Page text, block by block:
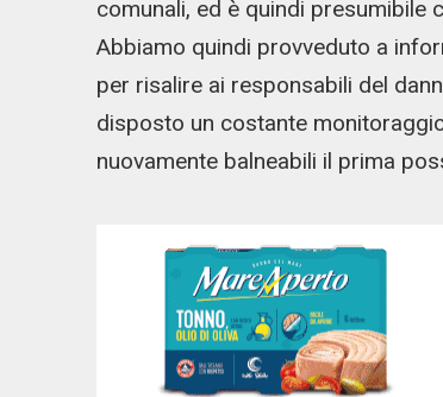
comunali, ed è quindi presumibile
Abbiamo quindi provveduto a
per risalire ai responsabili del
disposto un costante
nuovamente balneabili il prima